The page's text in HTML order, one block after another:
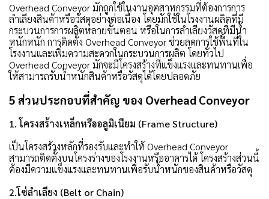
Overhead Conveyor มักถูกใช้ในงานอุตสาหกรรมที่ต้องการการ
ลำเลียงสินค้าหรือวัสดุอย่างต่อเนื่อง โดยมักใช้ในโรงงานผลิตที่มี
กระบวนการการผลิตหลายขั้นตอน หรือในการลำเลียงวัสดุที่มีน้ำ
หนักหนัก การติดตั้ง Overhead Conveyor ช่วยลดการใช้พื้นที่ใน
โรงงานและเพิ่มความสะดวกในกระบวนการผลิต โดยทั่วไป
Overhead Conveyor มักจะมีโครงสร้างที่แข็งแรงและทนทานเพื่อ
ให้สามารถรับน้ำหนักสินค้าหรือวัสดุได้โดยปลอดภัย
5 ส่วนประกอบที่สำคัญ ของ Overhead Conveyor
1. โครงสร้างเหล็กหรืออลูมิเนียม (Frame Structure)
เป็นโครงสร้างหลักที่รองรับและทำให้ Overhead Conveyor
สามารถติดตั้งบนโครงร่างของโรงงานหรืออาคารได้ โครงสร้างส่วนนี้
ต้องมีความแข็งแรงและทนทานเพื่อรับน้ำหนักของสินค้าหรือวัสดุ
2.โซ่ลำเลียง (Belt or Chain)